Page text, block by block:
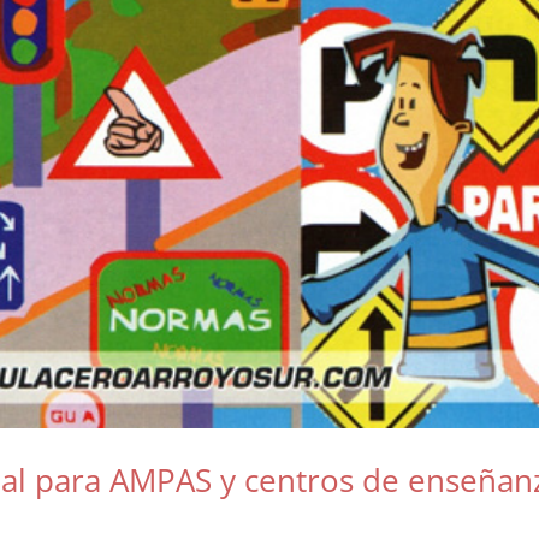
para AMPAS y centros de